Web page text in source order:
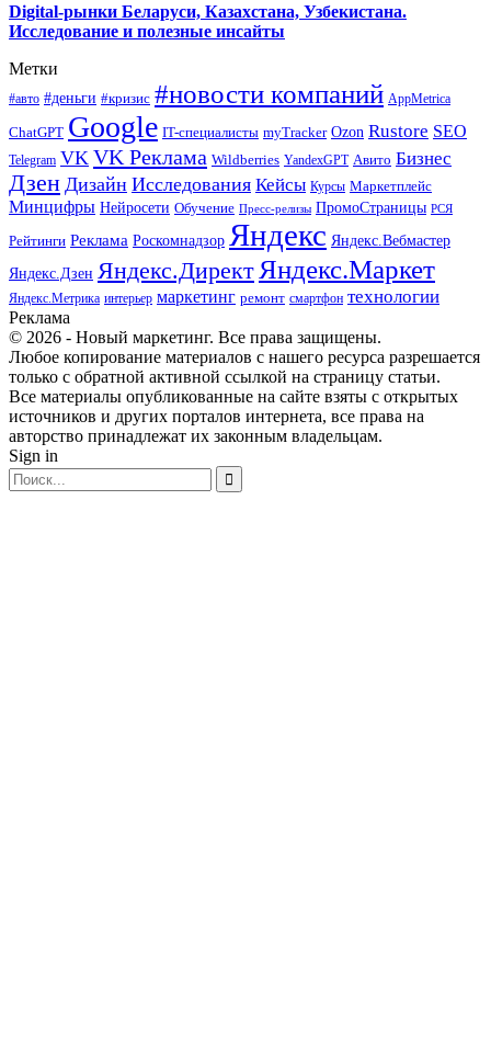
Digital-рынки Беларуси, Казахстана, Узбекистана.
Исследование и полезные инсайты
Метки
#авто #деньги #кризис #новости компаний AppMetrica
ChatGPT Google IT-специалисты myTracker Ozon Rustore SEO
Telegram VK VK Реклама Wildberries YandexGPT Авито Бизнес
Дзен Дизайн Исследования Кейсы Курсы Маркетплейс
Минцифры Нейросети Обучение Пресс-релизы ПромоСтраницы РСЯ
Рейтинги Реклама Роскомнадзор Яндекс Яндекс.Вебмастер
Яндекс.Дзен Яндекс.ДиректЯндекс.Маркет
Яндекс.Метрика интерьер маркетинг ремонт смартфон технологии
Реклама
© 2026 - Новый маркетинг. Все права защищены.
Любое копирование материалов с нашего ресурса разрешается
только с обратной активной ссылкой на страницу статьи.
Все материалы опубликованные на сайте взяты с открытых
источников и других порталов интернета, все права на
авторство принадлежат их законным владельцам.
Sign in